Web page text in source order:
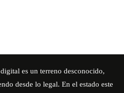
es un terreno desconocido,
desde lo legal. En el estado este